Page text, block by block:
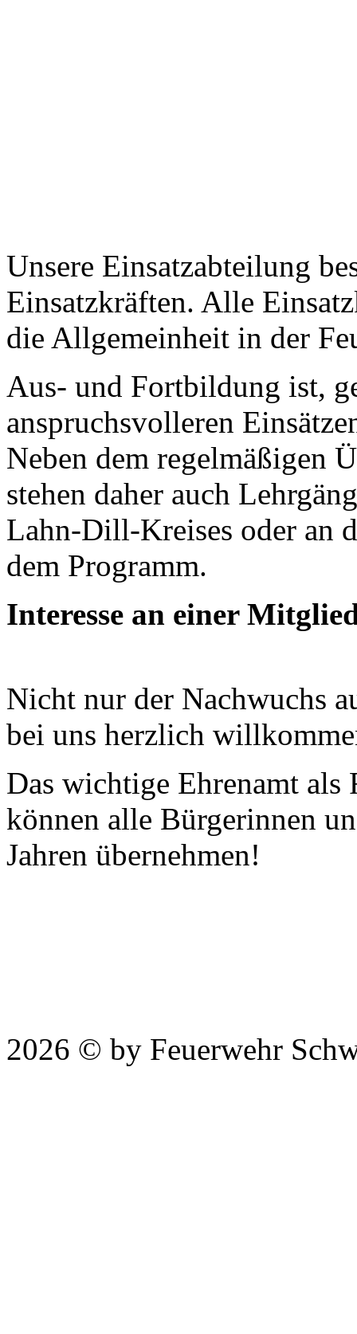
Unsere Einsatzabteilung
Einsatzkräften. Alle
die Allgemeinheit in der
Aus- und Fortbildung ist,
anspruchsvolleren
Neben dem regelmäßigen
stehen daher auch
Lahn-Dill-Kreises oder an
dem Programm.
Interesse an einer
Nicht nur der Nachwuchs
bei uns herzlich
Das wichtige Ehrenamt als
können alle Bürgerinnen
Jahren übernehmen!
2026 © by Feuerwehr